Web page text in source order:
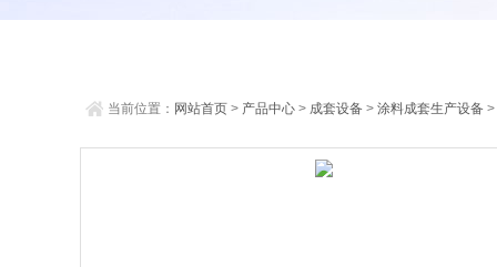
当前位置： 网站首页 > 产品中心 > 成套设备 > 涂料成套生产设备 >